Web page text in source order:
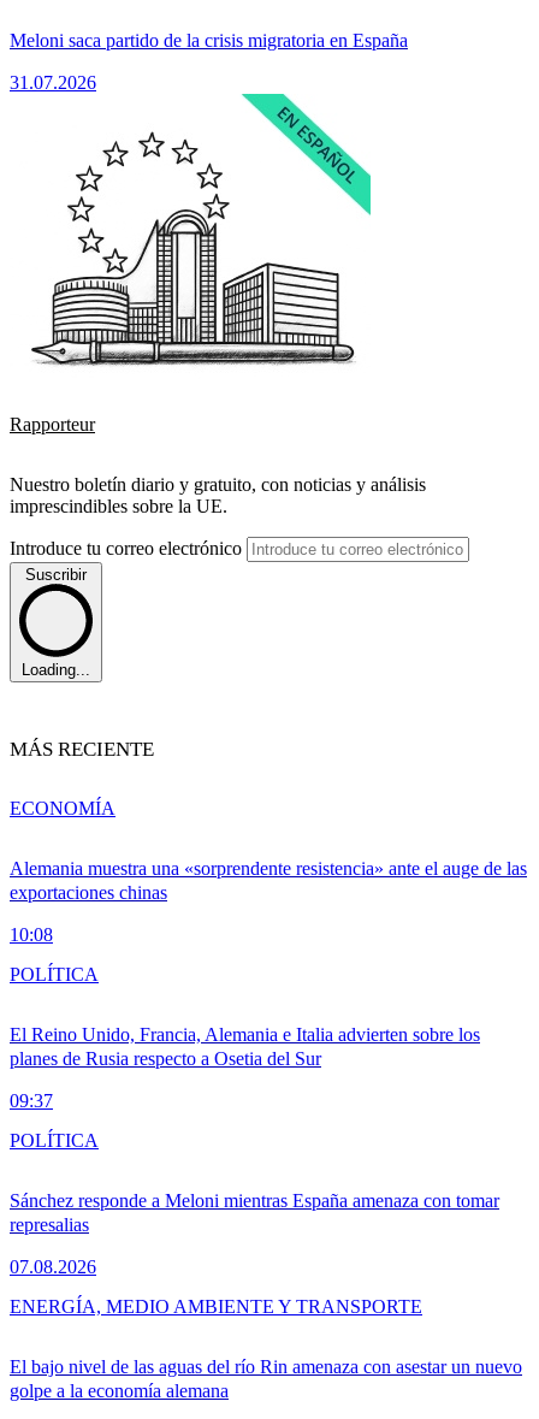
Meloni saca partido de la crisis migratoria en España
31.07.2026
Rapporteur
Nuestro boletín diario y gratuito, con noticias y análisis
imprescindibles sobre la UE.
Introduce tu correo electrónico
Suscribir
Loading...
MÁS RECIENTE
Alemania muestra una «sorprendente resistencia» ante el auge de las
exportaciones chinas
10:08
ECONOMÍA
El Reino Unido, Francia, Alemania e Italia advierten sobre los
planes de Rusia respecto a Osetia del Sur
09:37
POLÍTICA
Sánchez responde a Meloni mientras España amenaza con tomar
represalias
07.08.2026
POLÍTICA
El bajo nivel de las aguas del río Rin amenaza con asestar un nuevo
golpe a la economía alemana
ENERGÍA, MEDIO AMBIENTE Y TRANSPORTE